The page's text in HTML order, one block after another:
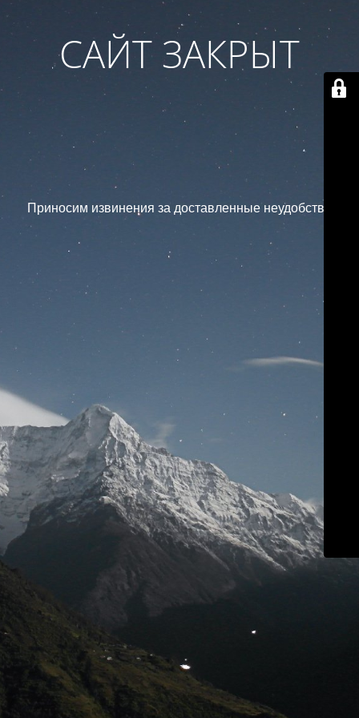
САЙТ ЗАКРЫТ
Приносим извинения за доставленные неудобства